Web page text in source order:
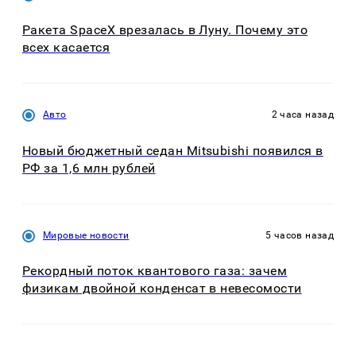
Ракета SpaceX врезалась в Луну. Почему это
всех касается
Авто 2 часа назад
Новый бюджетный седан Mitsubishi появился в
РФ за 1,6 млн рублей
Мировые новости 5 часов назад
Рекордный поток квантового газа: зачем
физикам двойной конденсат в невесомости